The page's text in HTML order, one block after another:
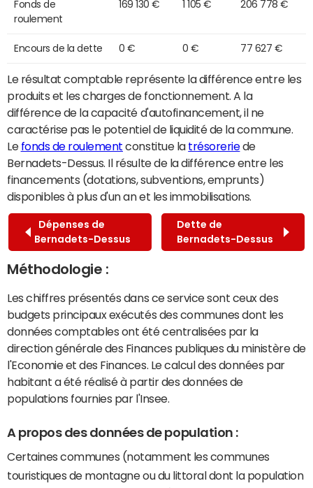
Fonds de
roulement
169 130 € 1 105 € 206 778 €
Encours de la dette 0 € 0 € 77 627 €
Le résultat comptable représente la différence entre les
produits et les charges de fonctionnement. A la
différence de la capacité d'autofinancement, il ne
caractérise pas le potentiel de liquidité de la commune.
Le fonds de roulement constitue la trésoreriede
Bernadets-Dessus. Il résulte de la différence entre les
financements (dotations, subventions, emprunts)
disponibles à plus d'un an et les immobilisations.
Dépenses de
Bernadets-Dessus
Dette de
Bernadets-Dessus
Méthodologie :
Les chiffres présentés dans ce service sont ceux des
budgets principaux exécutés des communes dont les
données comptables ont été centralisées par la
direction générale des Finances publiques du ministère de
l'Economie et des Finances. Le calcul des données par
habitant a été réalisé à partir des données de
populations fournies par l'Insee.
A propos des données de population :
Certaines communes (notamment les communes
touristiques de montagne ou du littoral dont la population